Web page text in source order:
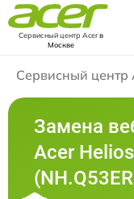
Сервисный центр Acerв
Москве
Сервисный центр
Замена
Acer